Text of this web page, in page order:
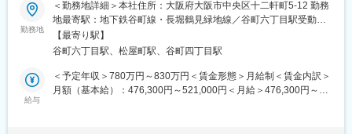
く、将来のキャリアや身につけたいスキル、挑戦したい業務につ
いて直接相談できます。
「言われたことをこなす」のではなく、自身の意思でキャリアを
切り拓いていける点が大きな魅力です。
◇成長を続ける企業
当社グループ売上高は約470億円、従業員数は約1,450名規模へ成
長しています。近年も国内外で積極的な設備投資を続けており、
SAP ERP6.0を採用しており、日本4社インドネシア製販会社・タ
イ販社へ導入済みで日本側からサポート中。
・改善テーマも多数あり、販売管理を汎用機からSAPへ移管、将
来的なS/4 HANAアップグレード等。社内SEとして、マンダムグ
ループの基幹システムプロジェクトを推進頂ける方を募集してお
ります。
勤務地
＜勤務地詳細＞本社住所：大阪府大阪市中央区十二軒町5-12 勤務
地最寄駅：地下鉄谷町線・長堀鶴見緑地線／谷町六丁目駅受動喫
煙対策：屋内全面禁煙変更の範囲：会社の定める事業所
【最寄り駅】
谷町六丁目駅、松屋町駅、谷町四丁目駅
給与
＜予定年収＞780万円～830万円＜賃金形態＞月給制＜賃金内訳＞
月額（基本給）：476,300円～521,000円＜月給＞476,300円～